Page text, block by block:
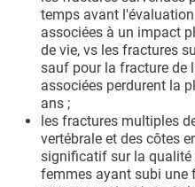
temps avant
associées à un impact
de vie, vs les fractures
sauf pour la fracture de
associées perdurent la
ans ;
les fractures multiples
vertébrale et des côtes
significatif sur la qualité
femmes ayant subi une